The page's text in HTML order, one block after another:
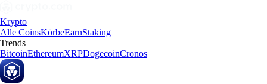
Krypto
Alle CoinsKörbeEarnStaking
Trends
BitcoinEthereumXRPDogecoinCronos